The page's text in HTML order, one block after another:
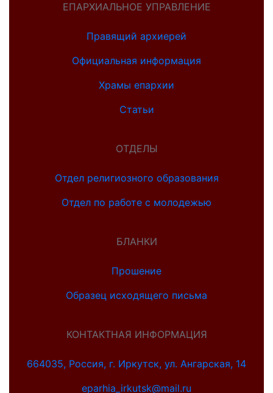
ЕПАРХИАЛЬНОЕ УПРАВЛЕНИЕ
Правящий архиерей
Официальная информация
Храмы епархии
Статьи
ОТДЕЛЫ
Отдел религиозного образования
Отдел по работе с молодежью
БЛАНКИ
Прошение
Образец исходящего письма
КОНТАКТНАЯ ИНФОРМАЦИЯ
664035, Россия, г. Иркутск, ул. Ангарская, 14
eparhia_irkutsk@mail.ru